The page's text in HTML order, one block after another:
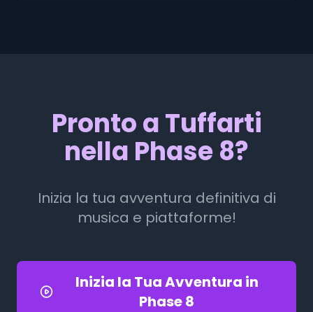
Pronto a Tuffarti
nella Phase 8?
Inizia la tua avventura definitiva di
musica e piattaforme!
Inizia la Tua Avventura in
Phase 8